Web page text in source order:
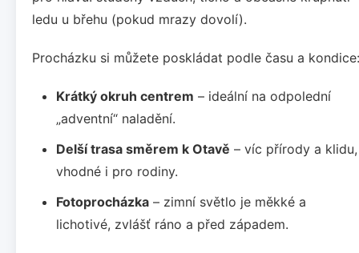
ledu u břehu (pokud mrazy dovolí).
Procházku si můžete poskládat podle času a kondice:
Krátký okruh centrem – ideální na odpolední
„adventní“ naladění.
Delší trasa směrem k Otavě – víc přírody a klidu,
vhodné i pro rodiny.
Fotoprocházka – zimní světlo je měkké a
lichotivé, zvlášť ráno a před západem.